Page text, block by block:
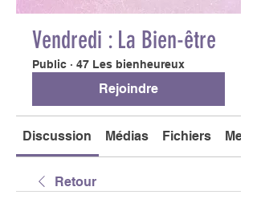
Vendredi : La Bien-être
Public · 47 Les bienheureux
Rejoindre
Discussion Médias Fichiers
Retour